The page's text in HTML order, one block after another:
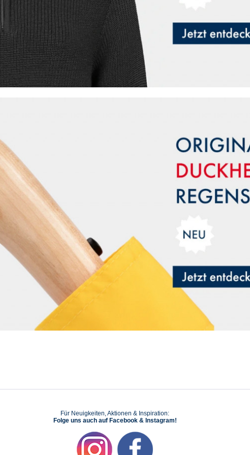
Für Neuigkeiten, Aktionen & Inspiration:
Folge uns auch auf Facebook & Instagram!